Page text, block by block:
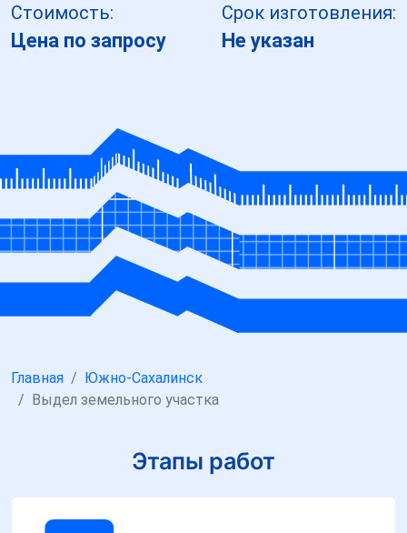
Стоимость:
Цена по запросу
Срок изготовления:
Не указан
Главная
Южно-Сахалинск
Выдел земельного участка
Этапы работ